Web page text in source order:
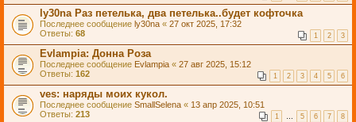
ly30na Раз петелька, два петелька..будет кофточка
Последнее сообщение ly30na « 27 окт 2025, 17:32
Ответы: 68 1 2 3
Evlampia: Донна Роза
Последнее сообщение Evlampia « 27 авг 2025, 15:12
Ответы: 162 1 2 3 4 5 6
ves: наряды моих кукол.
Последнее сообщение SmallSelena « 13 апр 2025, 10:51
Ответы: 213 1 … 5 6 7 8